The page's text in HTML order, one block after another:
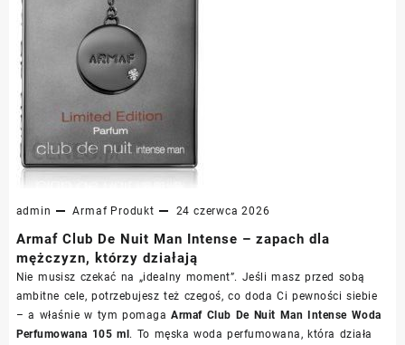
admin Armaf Produkt 24 czerwca 2026
Armaf Club De Nuit Man Intense – zapach dla
mężczyzn, którzy działają
Nie musisz czekać na „idealny moment”. Jeśli masz przed sobą
ambitne cele, potrzebujesz też czegoś, co doda Ci pewności siebie
– a właśnie w tym pomagaArmaf Club De Nuit Man Intense Woda
Perfumowana 105 ml. To męska woda perfumowana, która działa